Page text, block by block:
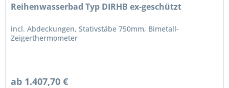
Reihenwasserbad Typ DIRHB ex-geschützt
incl. Abdeckungen, Stativstäbe 750mm, Bimetall-
Zeigerthermometer
ab 1.407,70 €